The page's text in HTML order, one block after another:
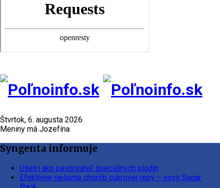
Štvrtok, 6. augusta 2026
Meniny má Jozefína
Syngenta informuje
Ušetri ako pestovateľ špeciálnych plodín
Efektívne riešenie chorôb cukrovej repy – nový Sugar